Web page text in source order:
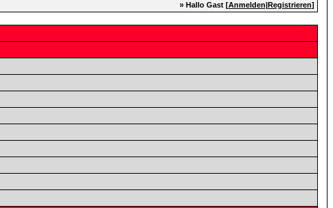
» Hallo Gast [Anmelden|Registrieren]